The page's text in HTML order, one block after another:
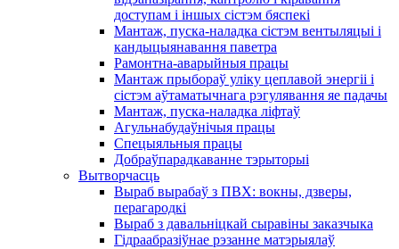
доступам і іншых сістэм бяспекі
Мантаж, пуска-наладка сістэм вентыляцыі і
кандыцыянавання паветра
Рамонтна-аварыйныя працы
Мантаж прыбораў уліку цеплавой энергіі і
сістэм аўтаматычнага рэгулявання яе падачы
Мантаж, пуска-наладка ліфтаў
Агульнабудаўнічыя працы
Спецыяльныя працы
Добраўпарадкаванне тэрыторыі
Вытворчасць
Выраб вырабаў з ПВХ: вокны, дзверы,
перагародкі
Выраб з давальніцкай сыравіны заказчыка
Гідраабразіўнае рэзанне матэрыялаў